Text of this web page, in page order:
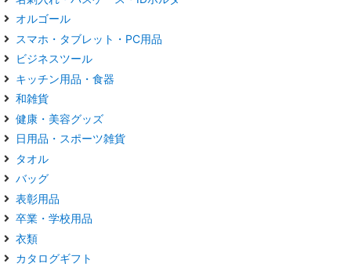
オルゴール
スマホ・タブレット・PC用品
ビジネスツール
キッチン用品・食器
和雑貨
健康・美容グッズ
日用品・スポーツ雑貨
タオル
バッグ
表彰用品
卒業・学校用品
衣類
カタログギフト